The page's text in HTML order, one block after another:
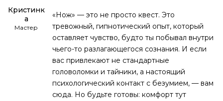
Кристинк
а
Мастер
«Нож» — это не просто квест. Это
тревожный, гипнотический опыт, который
оставляет чувство, будто ты побывал внутри
чьего-то разлагающегося сознания. И если
вас привлекают не стандартные
головоломки и тайники, а настоящий
психологический контакт с безумием, — вам
сюда. Но будьте готовы: комфорт тут